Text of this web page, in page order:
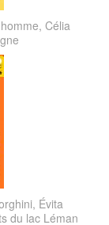
Célia
Évita
du lac Léman